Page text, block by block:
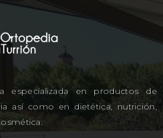
especializada en productos de
así como en dietética, nutrición,